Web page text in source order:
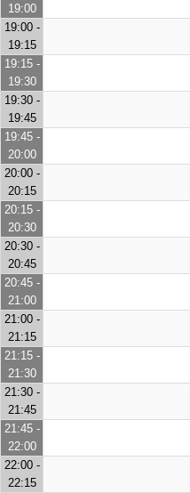
19:00
19:00 -
19:15
19:15 -
19:30
19:30 -
19:45
19:45 -
20:00
20:00 -
20:15
20:15 -
20:30
20:30 -
20:45
20:45 -
21:00
21:00 -
21:15
21:15 -
21:30
21:30 -
21:45
21:45 -
22:00
22:00 -
22:15